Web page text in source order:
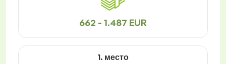
662 - 1.487 EUR
1. место